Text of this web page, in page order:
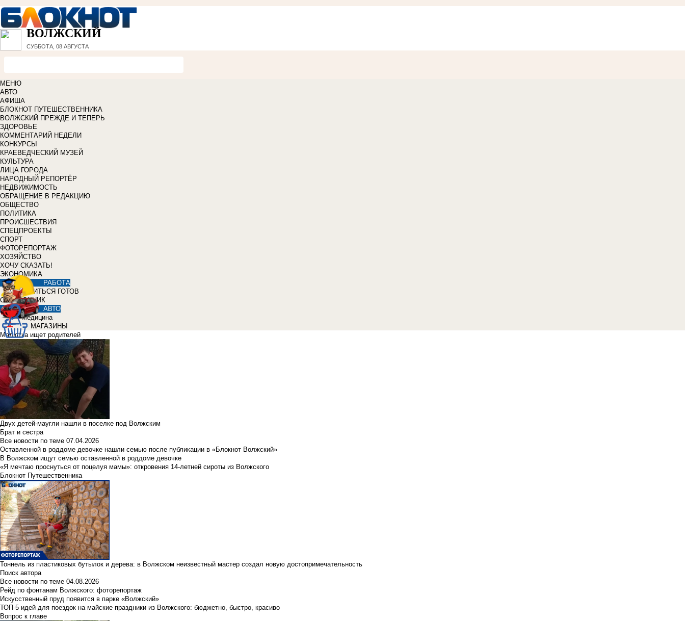
ВОЛЖСКИЙ
СУББОТА, 08 АВГУСТА
МЕНЮ
АВТО
АФИША
БЛОКНОТ ПУТЕШЕСТВЕННИКА
ВОЛЖСКИЙ ПРЕЖДЕ И ТЕПЕРЬ
ЗДОРОВЬЕ
КОММЕНТАРИЙ НЕДЕЛИ
КОНКУРСЫ
КРАЕВЕДЧЕСКИЙ МУЗЕЙ
КУЛЬТУРА
ЛИЦА ГОРОДА
НАРОДНЫЙ РЕПОРТЁР
НЕДВИЖИМОСТЬ
ОБРАЩЕНИЕ В РЕДАКЦИЮ
ОБЩЕСТВО
ПОЛИТИКА
ПРОИСШЕСТВИЯ
СПЕЦПРОЕКТЫ
СПОРТ
ФОТОРЕПОРТАЖ
ХОЗЯЙСТВО
ХОЧУ СКАЗАТЬ!
ЭКОНОМИКА
РАБОТА
УЧИТЬСЯ ГОТОВ
СПРАВОЧНИК
АВТО
Медицина
МАГАЗИНЫ
Малютка ищет родителей
Двух детей-маугли нашли в поселке под Волжским
Брат и сестра
Все новости по теме 07.04.2026
Оставленной в роддоме девочке нашли семью после публикации в «Блокнот Волжский»
В Волжском ищут семью оставленной в роддоме девочке
«Я мечтаю проснуться от поцелуя мамы»: откровения 14-летней сироты из Волжского
Блокнот Путешественника
Тоннель из пластиковых бутылок и дерева: в Волжском неизвестный мастер создал новую достопримечательность
Поиск автора
Все новости по теме 04.08.2026
Рейд по фонтанам Волжского: фоторепортаж
Искусственный пруд появится в парке «Волжский»
ТОП-5 идей для поездок на майские праздники из Волжского: бюджетно, быстро, красиво
Вопрос к главе